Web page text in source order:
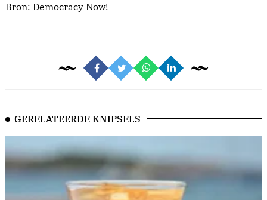
Bron: Democracy Now!
GERELATEERDE KNIPSELS